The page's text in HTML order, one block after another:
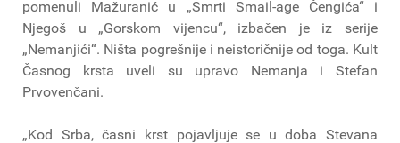
pomenuli Mažuranić u „Smrti Smail-age Čengića“ i
Njegoš u „Gorskom vijencu“, izbačen je iz serije
„Nemanjići“. Ništa pogrešnije i neistoričnije od toga. Kult
Časnog krsta uveli su upravo Nemanja i Stefan
Prvovenčani.
„Kod Srba, časni krst pojavljuje se u doba Stevana